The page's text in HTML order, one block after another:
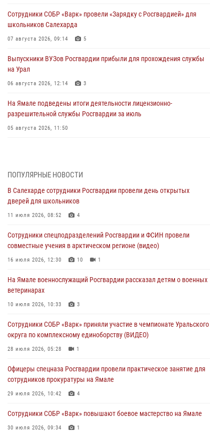
Сотрудники СОБР «Варк» провели «Зарядку с Росгвардией» для
школьников Салехарда
07 августа 2026, 09:14 5
Выпускники ВУЗов Росгвардии прибыли для прохождения службы
на Урал
06 августа 2026, 12:14 3
На Ямале подведены итоги деятельности лицензионно-
разрешительной службы Росгвардии за июль
05 августа 2026, 11:50
03 августа 2026, 07:21 2
Генерал-полковник Юрий Аверин выступил на Всероссийском
молодёжном образовательном форуме «Территория смыслов»
03 августа 2026, 06:54
Директор Росгвардии Герой России генерал армии Виктор Золотов
поздравил специалистов подразделений тыла с профессиональным
праздником
Сотрудники СОБР «Варк» повышают боевое мастерство на Ямале
30 июля 2026, 09:34 1
Офицеры спецназа Росгвардии провели практическое занятие для
сотрудников прокуратуры на Ямале
29 июля 2026, 10:42 4
ПОПУЛЯРНЫЕ НОВОСТИ
В Салехарде сотрудники Росгвардии провели день открытых
дверей для школьников
11 июля 2026, 08:52 4
Сотрудники спецподразделений Росгвардии и ФСИН провели
совместные учения в арктическом регионе (видео)
16 июля 2026, 12:30 10 1
На Ямале военнослужащий Росгвардии рассказал детям о военных
ветеринарах
10 июля 2026, 10:33 3
Сотрудники СОБР «Варк» приняли участие в чемпионате Уральского
округа по комплексному единоборству (ВИДЕО)
28 июля 2026, 05:28 1
Офицеры спецназа Росгвардии провели практическое занятие для
сотрудников прокуратуры на Ямале
29 июля 2026, 10:42 4
Сотрудники СОБР «Варк» повышают боевое мастерство на Ямале
30 июля 2026, 09:34 1